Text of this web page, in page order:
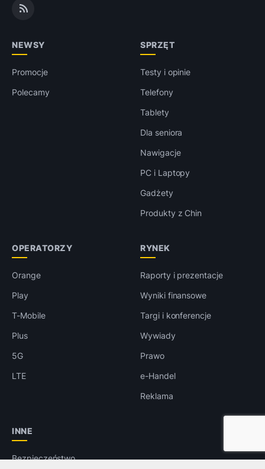
NEWSY
Promocje
Polecamy
SPRZĘT
Testy i opinie
Telefony
Tablety
Dla seniora
Nawigacje
PC i Laptopy
Gadżety
Produkty z Chin
OPERATORZY
Orange
Play
T-Mobile
Plus
5G
LTE
RYNEK
Raporty i prezentacje
Wyniki finansowe
Targi i konferencje
Wywiady
Prawo
e-Handel
Reklama
INNE
Bezpieczeństwo